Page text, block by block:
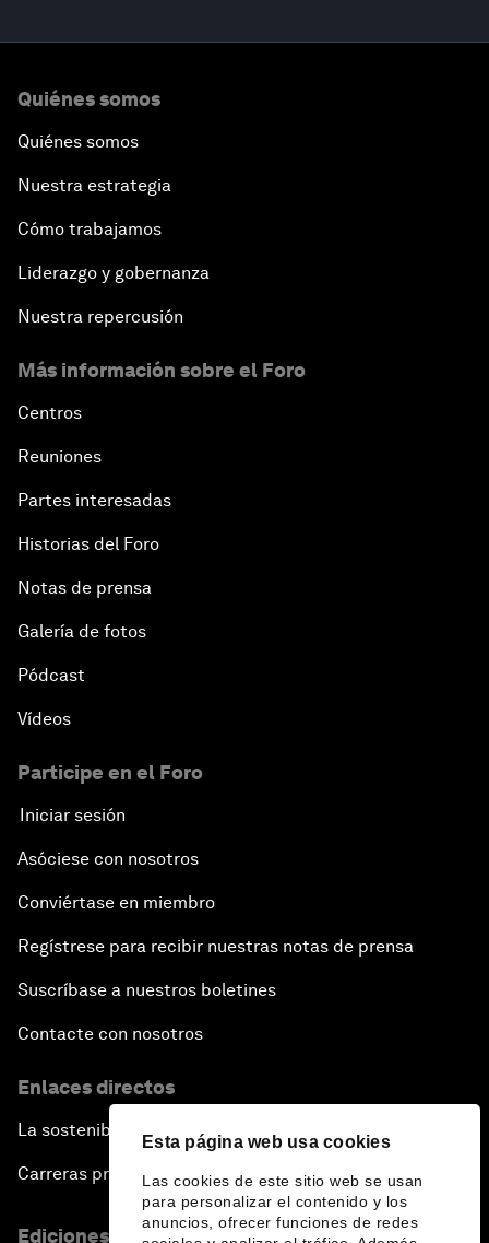
Esta página web usa cookies
Las cookies de este sitio web se usan
para personalizar el contenido y los
anuncios, ofrecer funciones de redes
Quiénes somos
Quiénes somos
Nuestra estrategia
Cómo trabajamos
Liderazgo y gobernanza
Nuestra repercusión
Más información sobre el Foro
Centros
Reuniones
Partes interesadas
Historias del Foro
Notas de prensa
Galería de fotos
Pódcast
Vídeos
Participe en el Foro
Iniciar sesión
Asóciese con nosotros
Conviértase en miembro
Regístrese para recibir nuestras notas de prensa
Suscríbase a nuestros boletines
Contacte con nosotros
Enlaces directos
La sostenibilidad en el Foro
Carreras profesionales
Ediciones en otros idiomas